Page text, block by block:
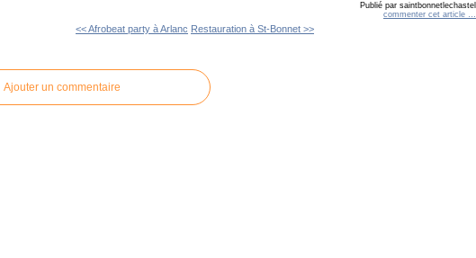
Publié par saintbonnetlechastel
commenter cet article …
<< Afrobeat party à Arlanc Restauration à St-Bonnet >>
Ajouter un commentaire